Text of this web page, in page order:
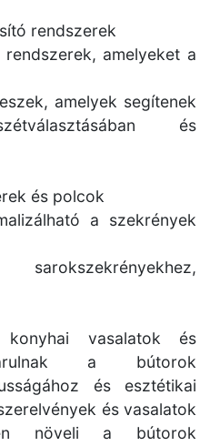
rendszerek
amelyeket a
amelyek segítenek
és
és polcok
a szekrények
konyhai vasalatok és
a bútorok
és esztétikai
és vasalatok
növeli a bútorok